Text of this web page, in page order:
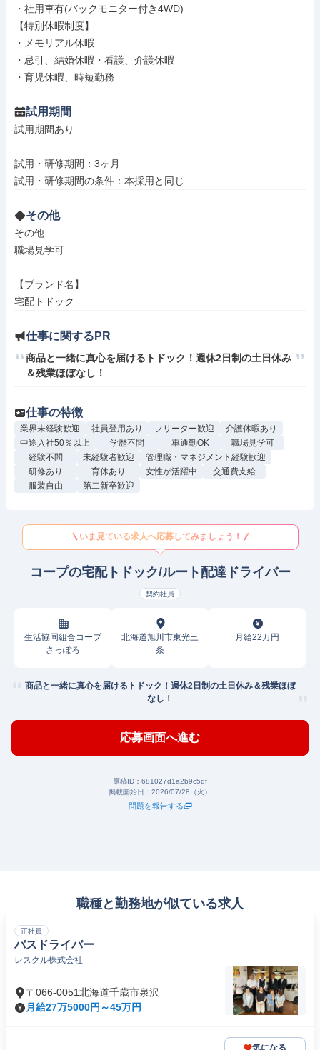
・社用車有(バックモニター付き4WD)
【特別休暇制度】
・メモリアル休暇
・忌引、結婚休暇・看護、介護休暇
・育児休暇、時短勤務
試用期間
試用期間あり
試用・研修期間：3ヶ月
その他
その他
職場見学可
【ブランド名】
宅配トドック
仕事に関するPR
商品と一緒に真心を届けるトドック！週休2日制の土日休み
＆残業ほぼなし！
仕事の特徴
業界未経験歓迎 社員登用あり フリーター歓迎
介護休暇あり
中途入社50％以上
学歴不問 車通勤OK
職場見学可
経験不問
未経験者歓迎
管理職・マネジメント経験歓迎
研修あり
育休あり 女性が活躍中
交通費支給
服装自由
第二新卒歓迎
いま見ている求人へ応募してみましょう！
コープの宅配トドック/ルート配達ドライバー
契約社員
生活協同組合コープ
さっぽろ
北海道旭川市東光三
条
月給22万円
商品と一緒に真心を届けるトドック！週休2日制の土日休み＆残業ほぼ
なし！
応募画面へ進む
原稿ID： 681027d1a2b9c5df
掲載開始日： 2026/07/28（火）
問題を報告する
職種と勤務地が似ている求人
正社員
バスドライバー
レスクル株式会社
〒066-0051北海道千歳市泉沢
月給27万5000円～45万円
気になる